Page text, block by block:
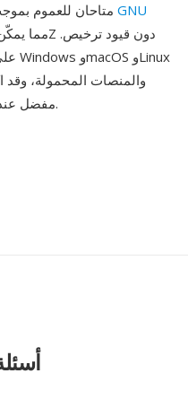
GNU
والمنصات المحمولة، وقد
مفضل عندما يكون الضغط الأقصى هو الأولوية.